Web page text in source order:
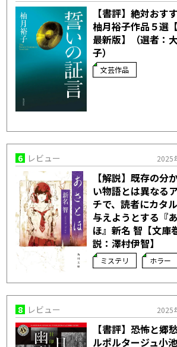
【書評】絶対おす
柚月裕子作品５選
最新版】（選者：
子）
文芸作品
6 レビュー 2025
【解説】既存の分
い物語とは異なる
チで、読者にカタ
与えようとする――『
ほ』新名 智【文庫
説：澤村伊智】
ミステリ ホラー
8 レビュー 2025
【書評】恐怖と郷
ルポルタージュ――小